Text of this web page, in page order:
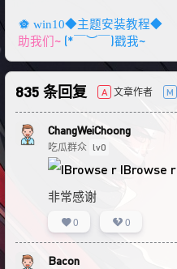
win10◆主题安装教程◆
助我们~ (*￣︶￣)戳我~
835 条回复 A 文章作者 M
ChangWeiChoong
吃瓜群众 lv0
IBrowse r
非常感谢
0 0
Bacon